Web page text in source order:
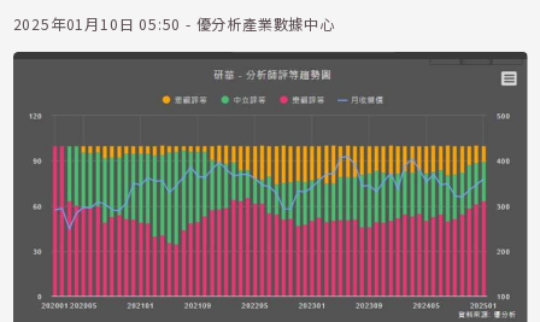
2025年01月10日 05:50 - 優分析產業數據中心